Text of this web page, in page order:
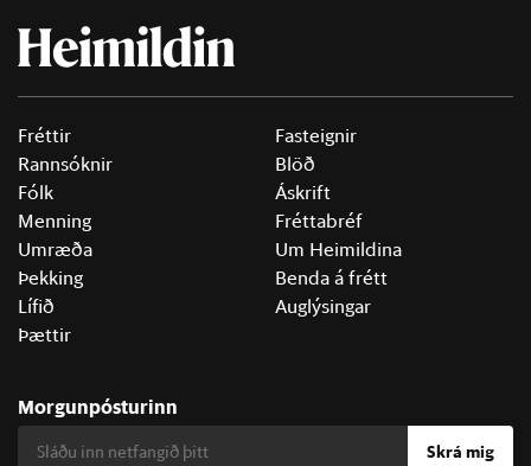
Fréttir
Rannsóknir
Fólk
Menning
Umræða
Þekking
Lífið
Þættir
Fasteignir
Blöð
Áskrift
Fréttabréf
Um Heimildina
Benda á frétt
Auglýsingar
Morgunpósturinn
Skrá mig